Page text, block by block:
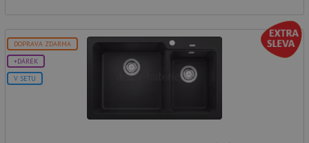
DOPRAVA ZDARMA
+DÁREK
V SETU